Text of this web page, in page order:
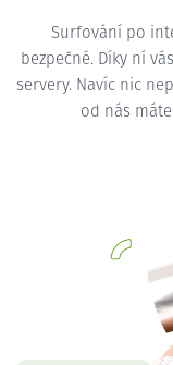
Surfování po
bezpečné. Díky ní
servery. Navíc nic
od nás máte